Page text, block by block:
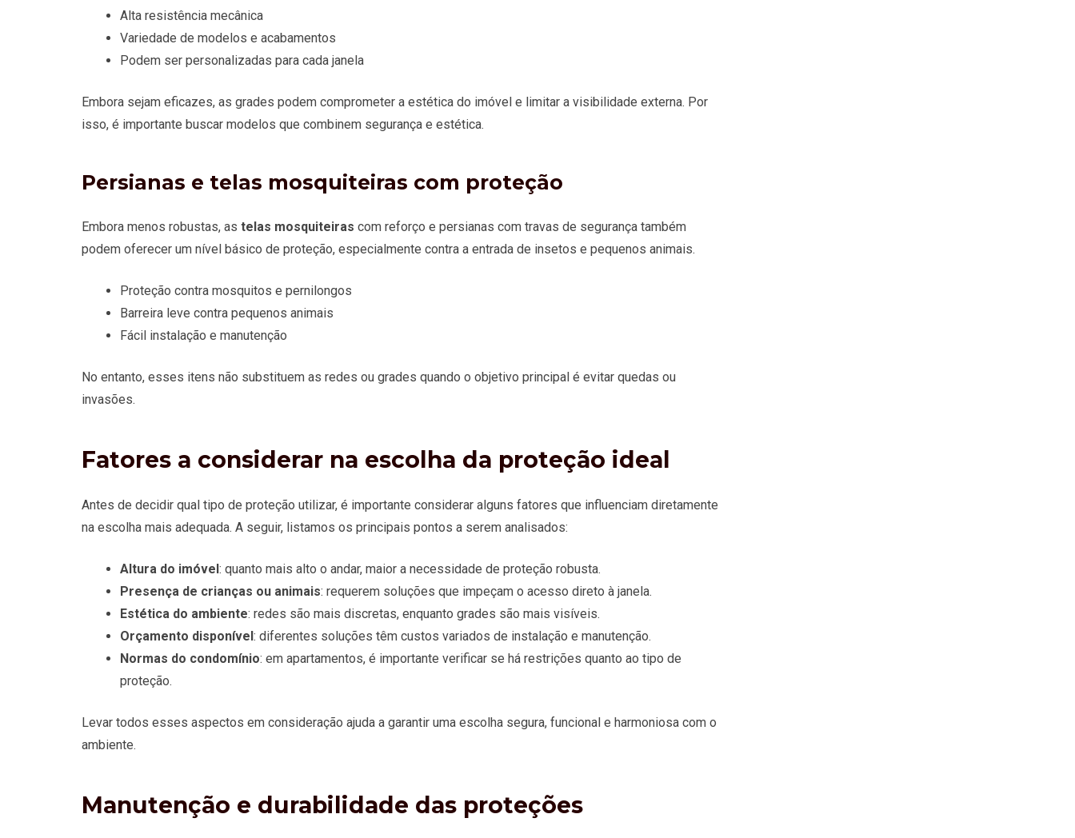
Alta resistência mecânica
Variedade de modelos e acabamentos
Podem ser personalizadas para cada janela
Embora sejam eficazes, as grades podem comprometer a estética do imóvel e limitar a visibilidade externa. Por
isso, é importante buscar modelos que combinem segurança e estética.
Persianas e telas mosquiteiras com proteção
Embora menos robustas, as telas mosquiteiras com reforço e persianas com travas de segurança também
podem oferecer um nível básico de proteção, especialmente contra a entrada de insetos e pequenos animais.
Proteção contra mosquitos e pernilongos
Barreira leve contra pequenos animais
Fácil instalação e manutenção
No entanto, esses itens não substituem as redes ou grades quando o objetivo principal é evitar quedas ou
invasões.
Fatores a considerar na escolha da proteção ideal
Antes de decidir qual tipo de proteção utilizar, é importante considerar alguns fatores que influenciam diretamente
na escolha mais adequada. A seguir, listamos os principais pontos a serem analisados:
Altura do imóvel: quanto mais alto o andar, maior a necessidade de proteção robusta.
Presença de crianças ou animais: requerem soluções que impeçam o acesso direto à janela.
Estética do ambiente: redes são mais discretas, enquanto grades são mais visíveis.
Orçamento disponível: diferentes soluções têm custos variados de instalação e manutenção.
Normas do condomínio: em apartamentos, é importante verificar se há restrições quanto ao tipo de
proteção.
Levar todos esses aspectos em consideração ajuda a garantir uma escolha segura, funcional e harmoniosa com o
ambiente.
Manutenção e durabilidade das proteções